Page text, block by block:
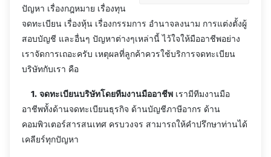
ปัญหา เรื่องกฎหมาย เรื่องทุน
จดทะเบียน เรื่องหุ้น เรื่องกรรมการ อำนาจลงนาม การแต่งตั้งผู้
สอบบัญชี และอื่นๆ ปัญหาต่างๆเหล่านี้ ไว้ใจให้มืออาชีพอย่าง
เราจัดการเถอะครับ เหตุผลที่ลูกค้าควรใช้บริการจดทะเบียน
บริษัทกับเรา คือ
1. จดทะเบียนบริษัทโดยทีมงานมืออาชีพ เรามีทีมงานมือ
อาชีพทั้งด้านจดทะเบียนธุรกิจ ด้านบัญชีภาษีอากร ด้าน
คอมพิวเตอร์สารสนเทศ ครบวงจร สามารถให้คำปรึกษาท่านได้
เคลียร์ทุกปัญหา